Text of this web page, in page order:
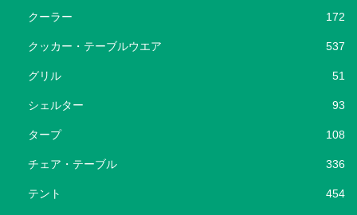
クーラー 172
クッカー・テーブルウエア 537
グリル 51
シェルター 93
タープ 108
チェア・テーブル 336
テント 454